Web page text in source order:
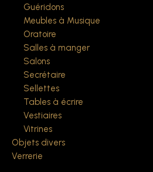
Guéridons
Meubles à Musique
Oratoire
Salles à manger
Salons
Secrétaire
Sellettes
Tables à écrire
Vestiaires
Vitrines
Objets divers
Verrerie